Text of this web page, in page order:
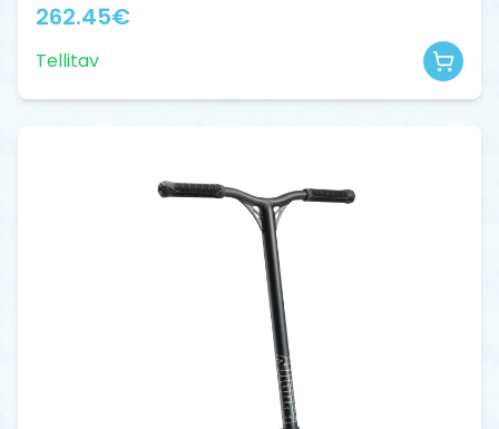
262.45€
Tellitav